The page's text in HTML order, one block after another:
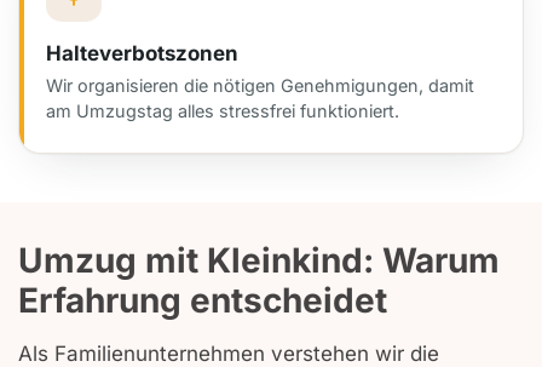
Halteverbotszonen
Wir organisieren die nötigen Genehmigungen, damit
am Umzugstag alles stressfrei funktioniert.
Umzug mit Kleinkind: Warum
Erfahrung entscheidet
Als Familienunternehmen verstehen wir die